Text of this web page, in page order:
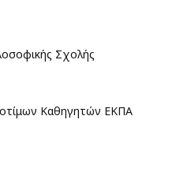
Σχολής
Καθηγητών ΕΚΠΑ